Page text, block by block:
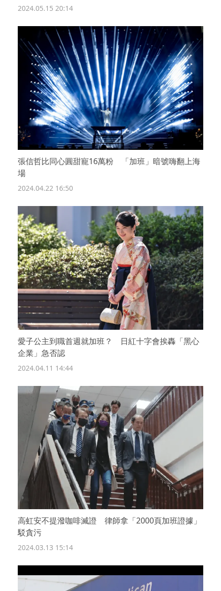
2024.05.15 20:14
張信哲比同心圓甜寵16萬粉 「加班」暗號嗨翻上海
場
2024.04.22 16:50
愛子公主到職首週就加班？ 日紅十字會挨轟「黑心
企業」急否認
2024.04.11 14:44
高虹安不提潑咖啡滅證 律師拿「2000頁加班證據」
駁貪污
2024.03.13 15:14